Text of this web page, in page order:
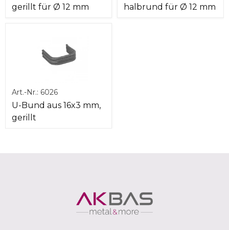
gerillt für Ø 12 mm
halbrund für Ø 12 mm
Art.-Nr.: 6026
U-Bund aus 16x3 mm,
gerillt